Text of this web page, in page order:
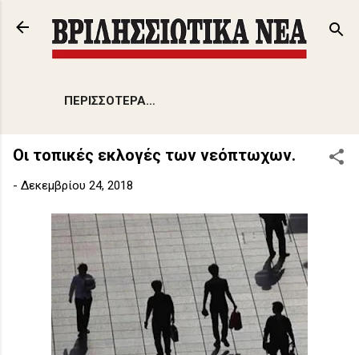
Μετάβαση στο κύριο περιεχόμενο
ΠΕΡΙΣΣΌΤΕΡΑ…
Οι τοπικές εκλογές των νεόπτωχων.
- Δεκεμβρίου 24, 2018